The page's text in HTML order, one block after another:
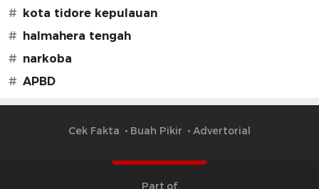
# kota tidore kepulauan
# halmahera tengah
# narkoba
# APBD
Cek Fakta Buah Pikir Advertorial
Part of